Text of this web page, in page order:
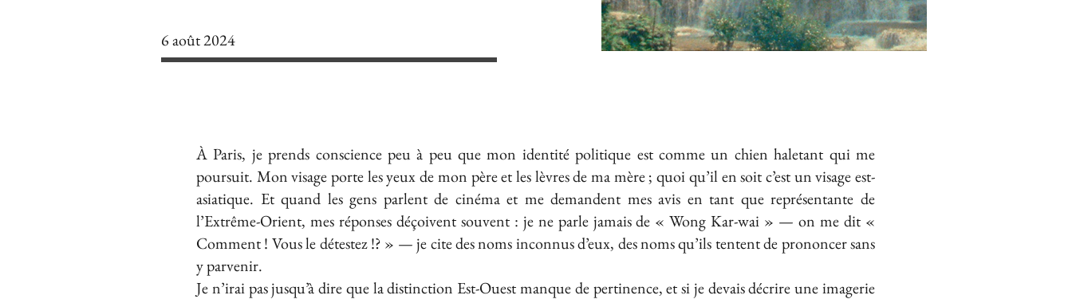
6 août 2024
À Paris, je prends conscience peu à peu que mon identité politique est comme un chien haletant qui me
poursuit. Mon visage porte les yeux de mon père et les lèvres de ma mère ; quoi qu’il en soit c’est un visage est-
asiatique. Et quand les gens parlent de cinéma et me demandent mes avis en tant que représentante de
l’Extrême-Orient, mes réponses déçoivent souvent : je ne parle jamais de « Wong Kar-wai » — on me dit «
Comment ! Vous le détestez !? » — je cite des noms inconnus d’eux, des noms qu’ils tentent de prononcer sans
y parvenir.
Je n’irai pas jusqu’à dire que la distinction Est-Ouest manque de pertinence, et si je devais décrire une imagerie